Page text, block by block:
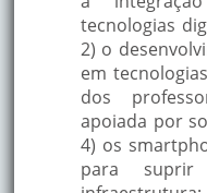
tecnologias
2) o
em
dos
apoiada por
4) os
para